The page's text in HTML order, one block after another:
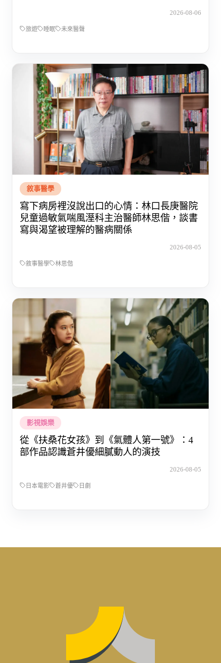
2026-08-06
旅遊 睡眠 未來醫聲
敘事醫學
寫下病房裡沒說出口的心情：林口長庚醫院
兒童過敏氣喘風溼科主治醫師林思偕，談書
寫與渴望被理解的醫病關係
2026-08-05
敘事醫學 林思偕
影視娛樂
從《扶桑花女孩》到《氣體人第一號》：4
部作品認識蒼井優細膩動人的演技
2026-08-05
日本電影 蒼井優 日劇